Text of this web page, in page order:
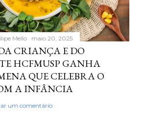
Mello maio 20, 2025
CRIANÇA E DO
HCFMUSP GANHA
QUE CELEBRA O
A INFÂNCIA
um comentário